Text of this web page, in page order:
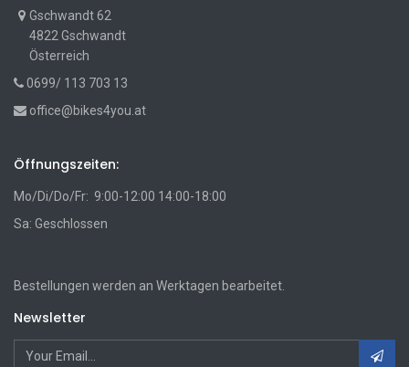
Gschwandt 62
4822 Gschwandt
Österreich
0699/ 113 703 13
office@bikes4you.at
Öffnungszeiten:
Mo/Di/Do/Fr: 9:00-12:00 14:00-18:00
Sa: Geschlossen
Bestellungen werden an Werktagen bearbeitet.
Newsletter